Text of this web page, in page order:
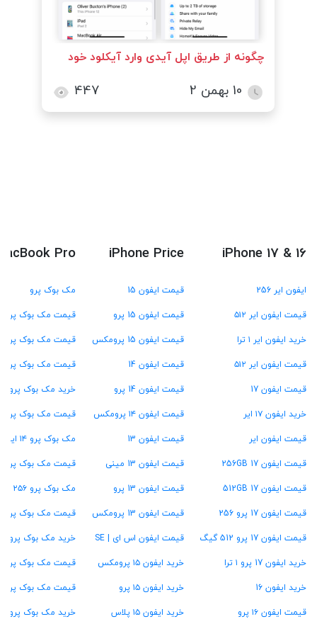
چگونه از طریق اپل آیدی وارد آیکلود خود
10 بهمن 2 447
iPhone 17 & 16
ایفون ایر 256
قیمت ایفون ایر ۵۱۲
خرید ایفون ایر ۱ ترا
قیمت ایفون ایر ۵۱۲
قیمت ایفون 17
خرید ایفون ۱۷ ایر
قیمت ایفون ایر
قیمت ایفون 17 256GB
قیمت ایفون 17 512GB
قیمت ایفون 17 پرو 256
قیمت ایفون 17 پرو 512 گیگ
خرید ایفون 17 پرو ۱ ترا
خرید ایفون 16
قیمت ایفون ۱۶ پرو
iPhone Price
قیمت ایفون 15
قیمت ایفون 15 پرو
قیمت ایفون 15 پرومکس
قیمت ایفون 14
قیمت ایفون 14 پرو
قیمت ایفون ۱۴ پرومکس
قیمت ایفون 13
قیمت ایفون 13 مینی
قیمت ایفون 13 پرو
قیمت ایفون 13 پرومکس
قیمت ایفون اس ای | SE
خرید ایفون ۱۵ پرومکس
خرید ایفون ۱۵ پرو
خرید ایفون ۱۵ پلاس
Pro
مک بوک پرو
قیمت مک بوک پرو M4
قیمت مک بوک پرو M3
قیمت مک بوک پرو M2
خرید مک بوک پرو M1
قیمت مک بوک پرو ۱۳ اینچ
مک بوک پرو ۱۴ اینچ
قیمت مک بوک پرو ۱۶ اینچ
مک بوک پرو ۲۵۶ گیگ
قیمت مک بوک پرو ۵۱۲ گیگ
خرید مک بوک پرو ۱ ترابایت
قیمت مک بوک پرو ۱۶ گیگ رام
قیمت مک بوک پرو ۲۴ گیگ رام
خرید مک بوک پرو ۳۶ گیگ رام